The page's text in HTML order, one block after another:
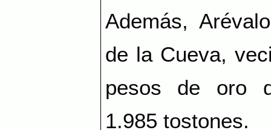
Además,
de la Cueva,
pesos de oro
1.985 tostones.